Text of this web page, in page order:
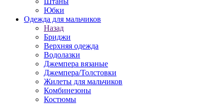
Юбки
Одежда для мальчиков
Назад
Бриджи
Верхняя одежда
Водолазки
Джемпера вязаные
Джемпера/Толстовки
Жилеты для мальчиков
Комбинезоны
Костюмы